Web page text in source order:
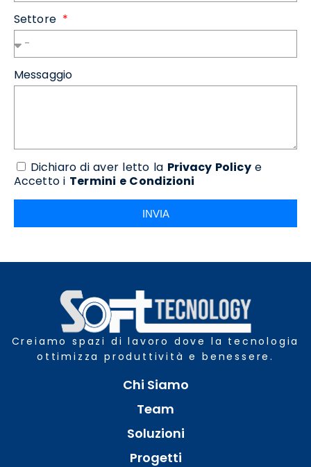
Settore
Messaggio
Dichiaro di aver letto la Privacy Policye
Accetto i Termini e Condizioni
INVIA
Creiamo spazi di lavoro dove la tecnologia
ottimizza produttività e benessere.
Chi Siamo
Team
Soluzioni
Progetti